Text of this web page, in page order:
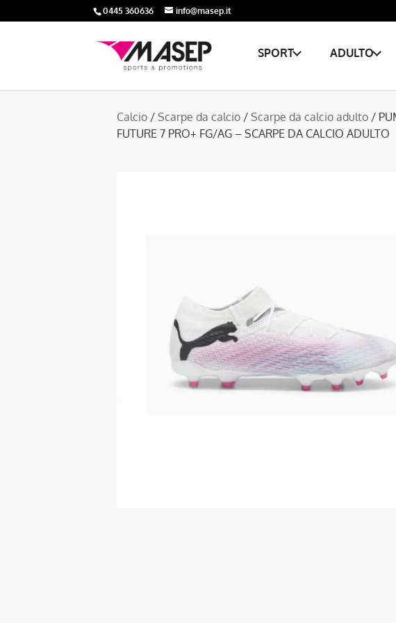
0445 360636 info@masep.it
SPORT ADULTO
Calcio / Scarpe da calcio / Scarpe da calcio adulto /
FUTURE 7 PRO+ FG/AG – SCARPE DA CALCIO ADULTO